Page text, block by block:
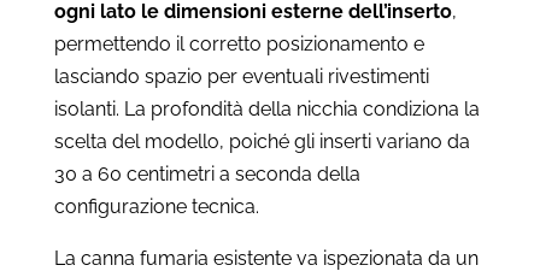
ogni lato le dimensioni esterne dell’inserto,
permettendo il corretto posizionamento e
lasciando spazio per eventuali rivestimenti
isolanti. La profondità della nicchia condiziona la
scelta del modello, poiché gli inserti variano da
30 a 60 centimetri a seconda della
configurazione tecnica.
La canna fumaria esistente va ispezionata da un